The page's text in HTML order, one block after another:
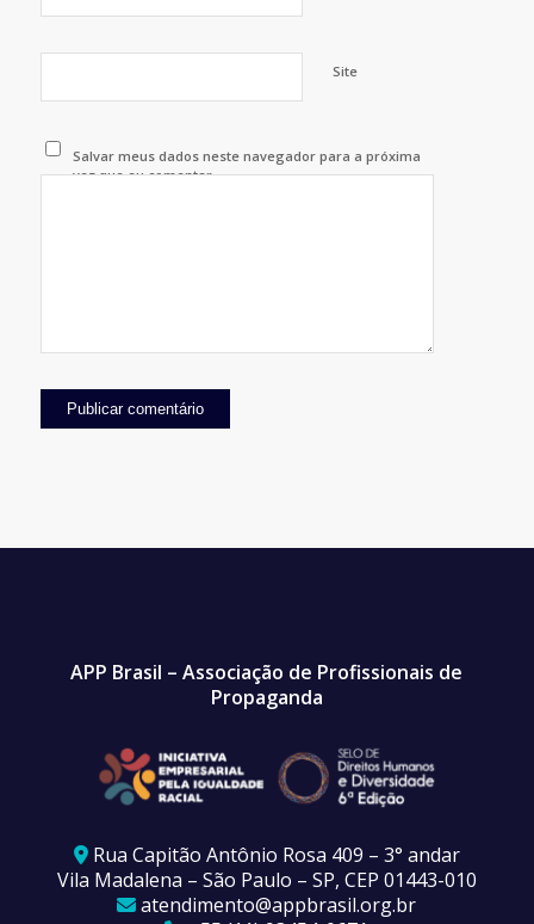
Site
Salvar meus dados neste navegador para a próxima
vez que eu comentar.
APP Brasil – Associação de Profissionais de
Propaganda
Rua Capitão Antônio Rosa 409 – 3° andar
Vila Madalena – São Paulo – SP, CEP 01443-010
atendimento@appbrasil.org.br